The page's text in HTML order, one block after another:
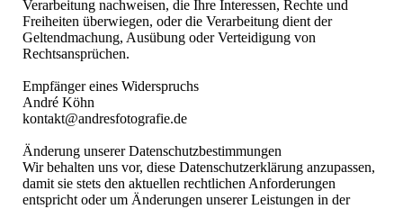
Verarbeitung nachweisen, die Ihre Interessen, Rechte und
Freiheiten überwiegen, oder die Verarbeitung dient der
Geltendmachung, Ausübung oder Verteidigung von
Rechtsansprüchen.
Empfänger eines Widerspruchs
André Köhn
kontakt@andresfotografie.de
Änderung unserer Datenschutzbestimmungen
Wir behalten uns vor, diese Datenschutzerklärung anzupassen,
damit sie stets den aktuellen rechtlichen Anforderungen
entspricht oder um Änderungen unserer Leistungen in der